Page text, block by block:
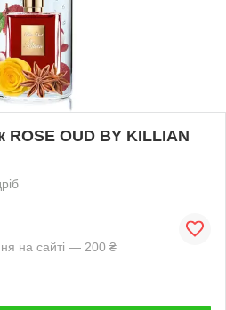
ROSE OUD BY KILLIAN
на сайті — 200 ₴